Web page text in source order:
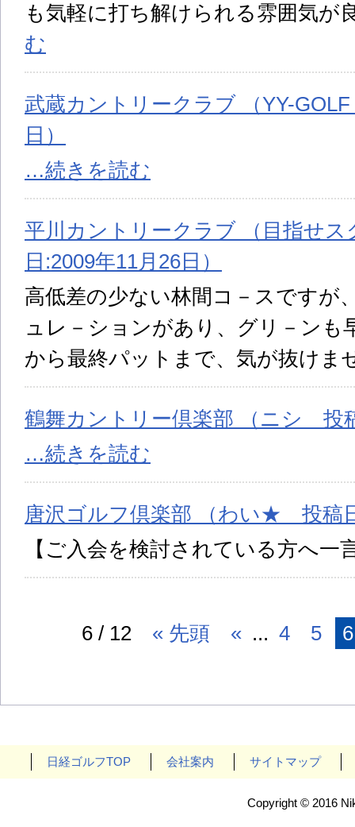
も気軽に打ち解けられる雰囲気が
む
武蔵カントリークラブ （YY-
日）
…続きを読む
平川カントリークラブ （目指せ
日:2009年11月26日）
高低差の少ない林間コ－スですが
ュレ－ションがあり、グリ－ンも
から最終パットまで、気が抜けま
鶴舞カントリー倶楽部 （ニシ 投
…続きを読む
唐沢ゴルフ倶楽部 （わい★ 投稿
【ご入会を検討されている方へ一
6 / 12 « 先頭 « ... 4 5 6
日経ゴルフTOP 会社案内 サイトマップ
Copyright © 2016